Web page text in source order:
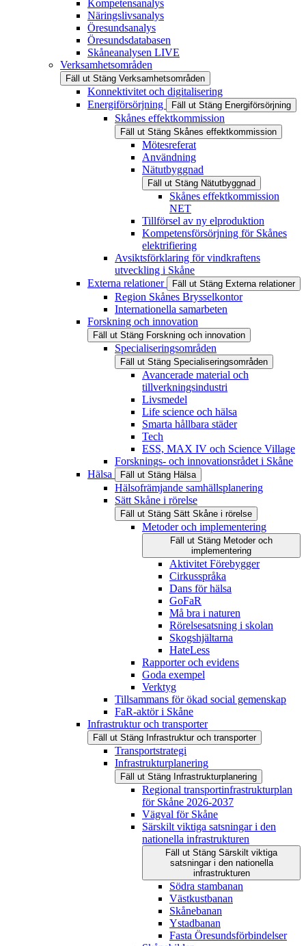
Kompetensanalys
Näringslivsanalys
Öresundsanalys
Öresundsdatabasen
Skåneanalysen LIVE
Verksamhetsområden
Fäll ut Stäng Verksamhetsområden
Konnektivitet och digitalisering
Energiförsörjning
Fäll ut Stäng Energiförsörjning
Skånes effektkommission
Fäll ut Stäng Skånes effektkommission
Mötesreferat
Användning
Nätutbyggnad
Fäll ut Stäng Nätutbyggnad
Skånes effektkommission
NET
Tillförsel av ny elproduktion
Kompetensförsörjning för Skånes
elektrifiering
Avsiktsförklaring för vindkraftens
utveckling i Skåne
Externa relationer
Fäll ut Stäng Externa relationer
Region Skånes Brysselkontor
Internationella samarbeten
Forskning och innovation
Fäll ut Stäng Forskning och innovation
Specialiseringsområden
Fäll ut Stäng Specialiseringsområden
Avancerade material och
tillverkningsindustri
Livsmedel
Life science och hälsa
Smarta hållbara städer
Tech
ESS, MAX IV och Science Village
Forsknings- och innovationsrådet i Skåne
Hälsa
Fäll ut Stäng Hälsa
Hälsofrämjande samhällsplanering
Sätt Skåne i rörelse
Fäll ut Stäng Sätt Skåne i rörelse
Metoder och implementering
Fäll ut Stäng Metoder och
implementering
Aktivitet Förebygger
Cirkusspråka
Dans för hälsa
GoFaR
Må bra i naturen
Rörelsesatsning i skolan
Skogshjältarna
HateLess
Rapporter och evidens
Goda exempel
Verktyg
Tillsammans för ökad social gemenskap
FaR-aktör i Skåne
Infrastruktur och transporter
Fäll ut Stäng Infrastruktur och transporter
Transportstrategi
Infrastrukturplanering
Fäll ut Stäng Infrastrukturplanering
Regional transportinfrastrukturplan
för Skåne 2026-2037
Vägval för Skåne
Särskilt viktiga satsningar i den
nationella infrastrukturen
Fäll ut Stäng Särskilt viktiga
satsningar i den nationella
infrastrukturen
Södra stambanan
Västkustbanan
Skånebanan
Ystadbanan
Fasta Öresundsförbindelser